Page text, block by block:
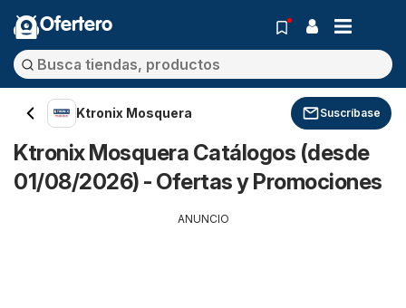
Ofertero
Ktronix Mosquera Suscríbase
Ktronix Mosquera Catálogos (desde
01/08/2026) - Ofertas y Promociones
ANUNCIO